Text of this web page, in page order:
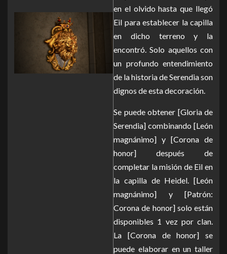
en el olvido hasta que llegó
Eil para establecer la capilla
en dicho terreno y la
encontró. Solo aquellos con
un profundo entendimiento
de la historia de Serendia son
dignos de esta decoración.
Se puede obtener [Gloria de
Serendia] combinando [León
magnánimo] y [Corona de
honor] después de
completar la misión de Eil en
la capilla de Heidel. [León
magnánimo] y [Patrón:
Corona de honor] solo están
disponibles 1 vez por clan.
La [Corona de honor] se
puede elaborar en un taller